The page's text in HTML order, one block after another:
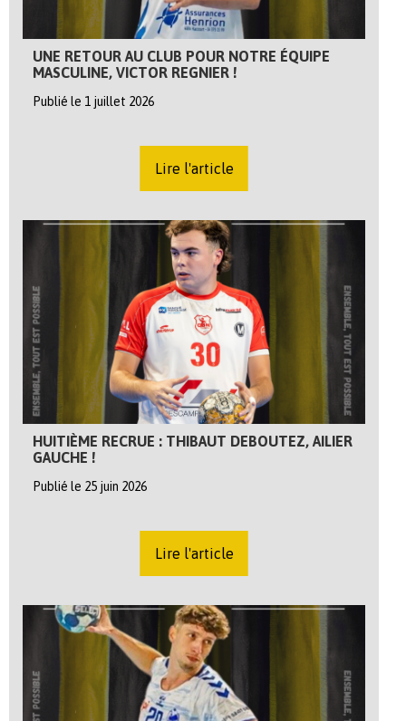
UNE RETOUR AU CLUB POUR NOTRE ÉQUIPE
MASCULINE, VICTOR REGNIER !
Publié le 1 juillet 2026
Lire l'article
HUITIÈME RECRUE : THIBAUT DEBOUTEZ, AILIER
GAUCHE !
Publié le 25 juin 2026
Lire l'article